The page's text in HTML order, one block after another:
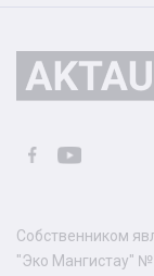
Собственником
"Эко Мангистау"